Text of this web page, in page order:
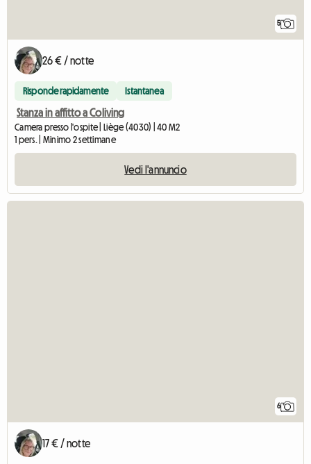
5
26 € / notte
Risponde rapidamente Istantanea
Stanza in affitto a Coliving
Camera presso l'ospite | Liège (4030) | 40 M2
1 pers. | Minimo 2 settimane
Vedi l'annuncio
6
17 € / notte